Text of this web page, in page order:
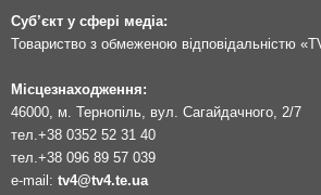
Суб’єкт у сфері медіа:
Товариство з обмеженою відповідальністю
Місцезнаходження:
46000, м. Тернопіль, вул. Сагайдачного, 2/7
тел. +38 0352 52 31 40
тел. +38 096 89 57 039
e-mail: tv4@tv4.te.ua